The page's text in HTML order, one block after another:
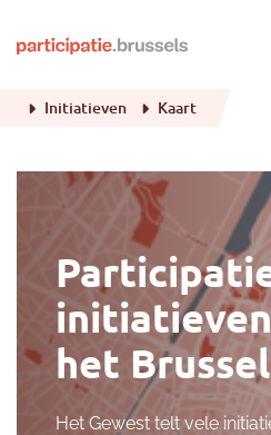
Initiatieven Kaart
het
Het Gewest telt vele